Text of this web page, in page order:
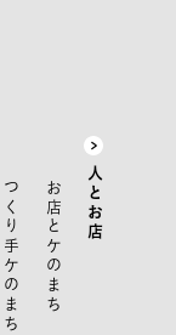
人とお店
お店とケのまち
つくり手ケのまち